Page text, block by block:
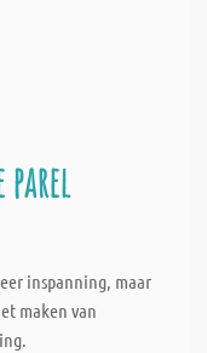
parel
inspanning, maar
maken van